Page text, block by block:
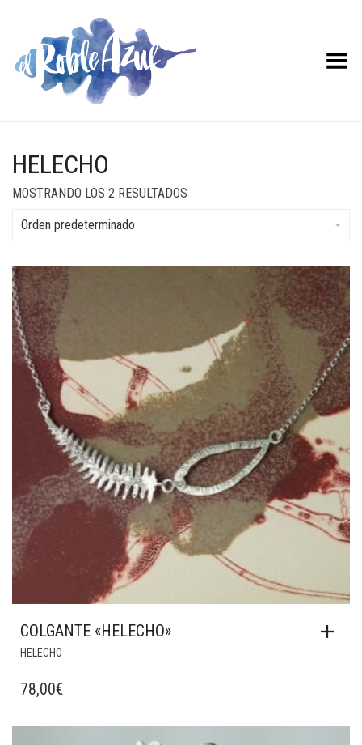
Menú desplegable
HELECHO
MOSTRANDO LOS 2 RESULTADOS
Orden predeterminado
COLGANTE «HELECHO»
HELECHO
78,00€